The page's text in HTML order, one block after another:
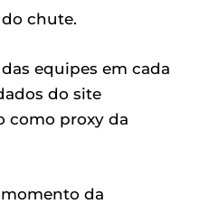
chute.
equipes em cada
do site
como proxy da
momento da